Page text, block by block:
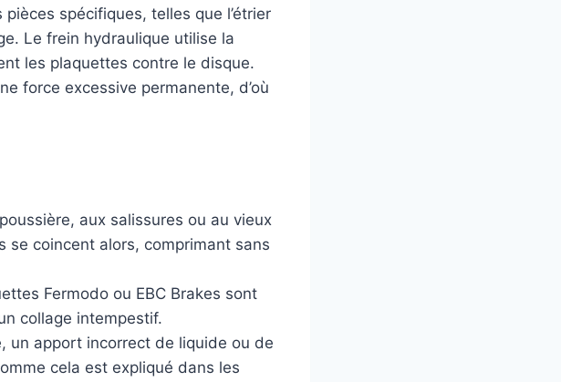
spécifiques, telles que l’étrier
Le frein hydraulique utilise la
les plaquettes contre le disque.
force excessive permanente, d’où
aux salissures ou au vieux
se coincent alors, comprimant sans
Fermodo ou EBC Brakes sont
collage intempestif.
un apport incorrect de liquide ou de
cela est expliqué dans les